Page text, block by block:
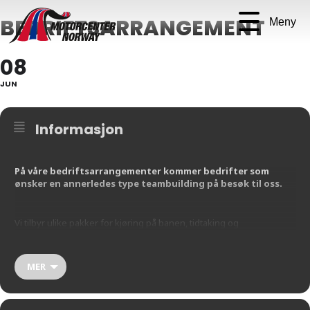
Meny
BEDRIFTSARRANGEMENT
08
JUN
Informasjon
På våre bedriftsarrangementer kommer bedrifter som
ønsker en annerledes type teambuilding på besøk til oss.
Vi tilbyr ulike pakker for kjøring på banen, tidtaking og
banen, overnatting på et nærliggende hotell, og andre flotte
opplevelser, eller et dagsbesøk.
MER